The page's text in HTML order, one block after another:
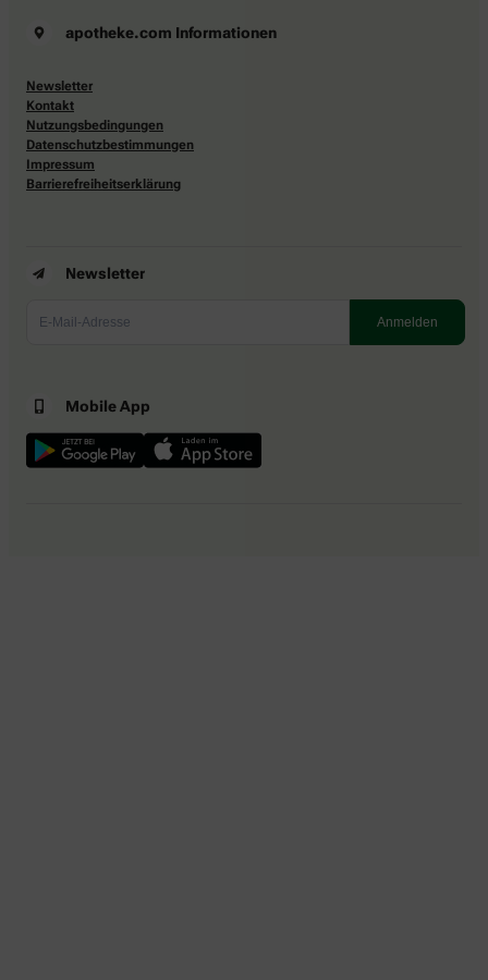
apotheke.com Informationen
Newsletter
Kontakt
Nutzungsbedingungen
Datenschutzbestimmungen
Impressum
Barrierefreiheitserklärung
Newsletter
Mobile App